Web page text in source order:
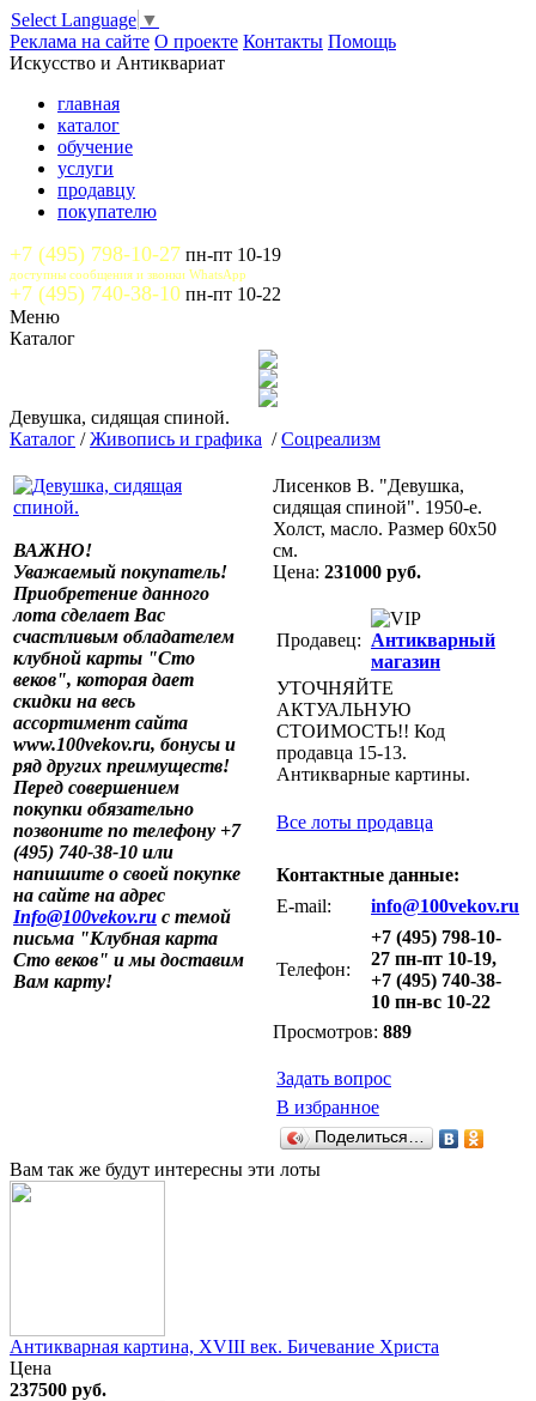
Select Language ▼
Реклама на сайте О проекте Контакты Помощь
Искусство и Антиквариат
главная
каталог
обучение
услуги
продавцу
покупателю
+7 (495) 798-10-27 пн-пт 10-19
доступны сообщения и звонки WhatsApp
+7 (495) 740-38-10 пн-пт 10-22
Меню
Каталог
Девушка, сидящая спиной.
Каталог /Живопись и графика /Соцреализм
ВАЖНО!
Уважаемый покупатель!
Приобретение данного
лота сделает Вас
счастливым обладателем
клубной карты "Сто
веков", которая дает
скидки на весь
ассортимент сайта
www.100vekov.ru, бонусы и
ряд других преимуществ!
Перед совершением
покупки обязательно
позвоните по телефону +7
(495) 740-38-10 или
напишите о своей покупке
на сайте на адрес
Info@100vekov.ru с темой
письма "Клубная карта
Сто веков" и мы доставим
Вам карту!
Лисенков В. "Девушка,
сидящая спиной". 1950-е.
Холст, масло. Размер 60х50
см.
Цена: 231000 руб.
Продавец: Антикварный
магазин
УТОЧНЯЙТЕ
АКТУАЛЬНУЮ
СТОИМОСТЬ!! Код
продавца 15-13.
Антикварные картины.
Все лоты продавца
Контактные данные:
E-mail:
info@100vekov.ru
Телефон:
+7 (495) 798-10-
27 пн-пт 10-19,
+7 (495) 740-38-
10 пн-вс 10-22
Просмотров: 889
Задать вопрос
В избранное
Поделиться…
Вам так же будут интересны эти лоты
Антикварная картина, XVIII век. Бичевание Христа
Цена
237500 руб.